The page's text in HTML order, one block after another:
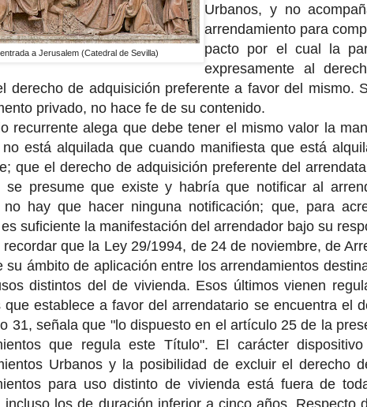
a Jerusalem (Catedral de Sevilla)
Urbanos, y no
arrendamiento para
pacto por el cual la
expresamente al
derecho de adquisición preferente a favor del mismo.
privado, no hace fe de su contenido.
recurrente alega que debe tener el mismo valor la
está alquilada que cuando manifiesta que está
que el derecho de adquisición preferente del
se presume que existe y habría que notificar al
hay que hacer ninguna notificación; que, para
suficiente la manifestación del arrendador bajo su
recordar que la Ley 29/1994, de 24 de noviembre, de
su ámbito de aplicación entre los arrendamientos
distintos del de vivienda. Esos últimos vienen
que establece a favor del arrendatario se encuentra el
31, señala que "lo dispuesto en el artículo 25 de la
que regula este Título". El carácter
Urbanos y la posibilidad de excluir el derecho
para uso distinto de vivienda está fuera de